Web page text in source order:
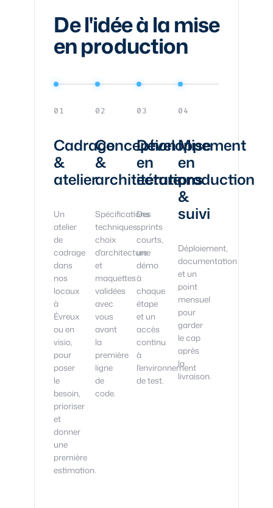
De l'idée à la mise
en production
01
Cadrage
&
atelier
Un
atelier
de
cadrage
dans
nos
locaux
à
Évreux
ou en
visio,
pour
poser
le
besoin,
prioriser
et
donner
une
première
estimation.
02
Conception
&
architecture
Spécifications
techniques,
choix
d'architecture
et
maquettes
validées
avec
vous
avant
la
première
ligne
de
code.
03
Développement
en
itérations
Des
sprints
courts,
une
démo
à
chaque
étape
et un
accès
continu
à
l'environnement
de test.
04
Mise
en
production
&
suivi
Déploiement,
documentation
et un
point
mensuel
pour
garder
le cap
après
la
livraison.